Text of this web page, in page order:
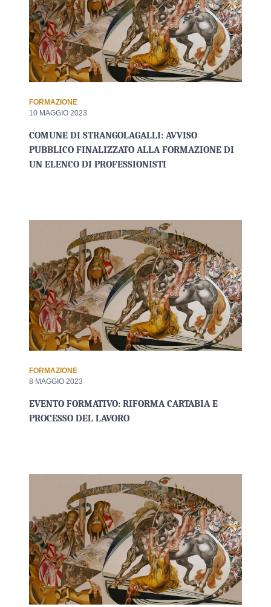
FORMAZIONE
10 MAGGIO 2023
COMUNE DI STRANGOLAGALLI: AVVISO
PUBBLICO FINALIZZATO ALLA FORMAZIONE DI
UN ELENCO DI PROFESSIONISTI
FORMAZIONE
8 MAGGIO 2023
EVENTO FORMATIVO: RIFORMA CARTABIA E
PROCESSO DEL LAVORO